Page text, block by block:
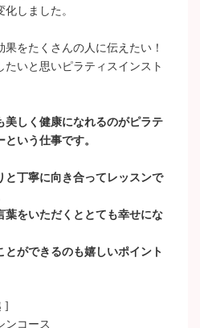
しました。
をたくさんの人に伝えたい！
たいと思いピラティスインスト
美しく健康になれるのがピラテ
いう仕事です。
と丁寧に向き合ってレッスンで
葉をいただくととても幸せにな
とができるのも嬉しいポイント
]
ンコース